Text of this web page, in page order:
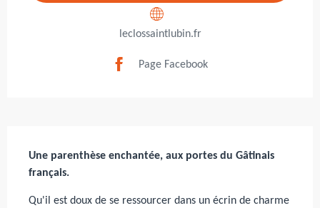
leclossaintlubin.fr
Page Facebook
Une parenthèse enchantée, aux portes du Gâtinais
français.
Qu'il est doux de se ressourcer dans un écrin de charme